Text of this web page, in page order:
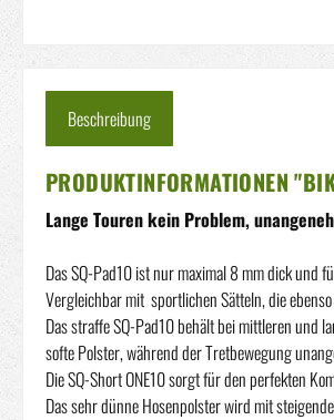
Beschreibung
PRODUKTINFORMATIONEN
Lange Touren kein Problem,
Das SQ-Pad10 ist nur maximal 8 mm dick und
Vergleichbar mit sportlichen Sätteln, die
Das straffe SQ-Pad10 behält bei mittleren und
softe Polster, während der Tretbewegung
Die SQ-Short ONE10 sorgt für den perfekten
Das sehr dünne Hosenpolster wird mit